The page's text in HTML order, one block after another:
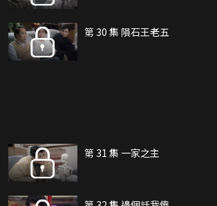
第 30 集 隕石王老五
第 31 集 一家之主